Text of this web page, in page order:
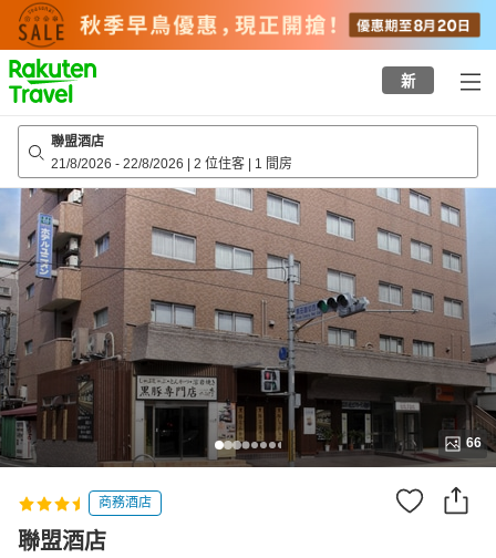
to
top
page
新
聯盟酒店
21/8/2026 - 22/8/2026 | 2 位住客 | 1 間房
66
商務酒店
聯盟酒店